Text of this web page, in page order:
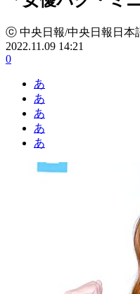
ⓒ 中央日報/中央日報日本
2022.11.09 14:21
0
あ
あ
あ
あ
あ